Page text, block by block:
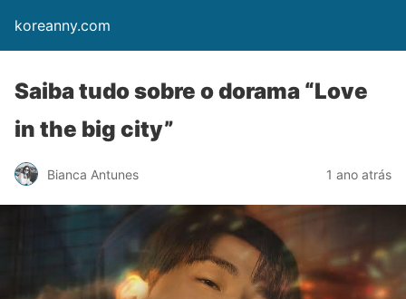
koreanny.com
Saiba tudo sobre o dorama “Love
in the big city”
Bianca Antunes 1 ano atrás